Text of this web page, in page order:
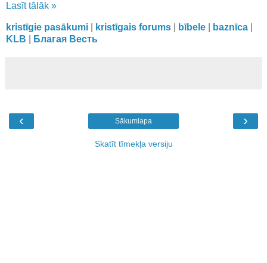
Lasīt tālāk »
kristīgie pasākumi kristīgais forums bībele baznīca
KLB
Благая Весть
‹ ›
Sākumlapa
Skatīt tīmekļa versiju